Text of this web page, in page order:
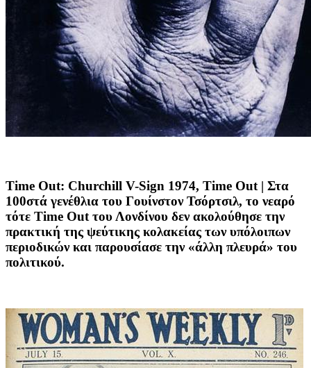
Time Out: Churchill V-Sign 1974, Time Out | Στα
100στά γενέθλια του Γουίνστον Τσόρτσιλ, το νεαρό
τότε Time Out του Λονδίνου δεν ακολούθησε την
πρακτική της ψεύτικης κολακείας των υπόλοιπων
περιοδικών και παρουσίασε την «άλλη πλευρά» του
πολιτικού.